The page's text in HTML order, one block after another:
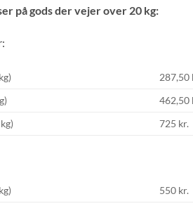
på gods der vejer over 20 kg:
287,50
462,50
725 kr.
550 kr.